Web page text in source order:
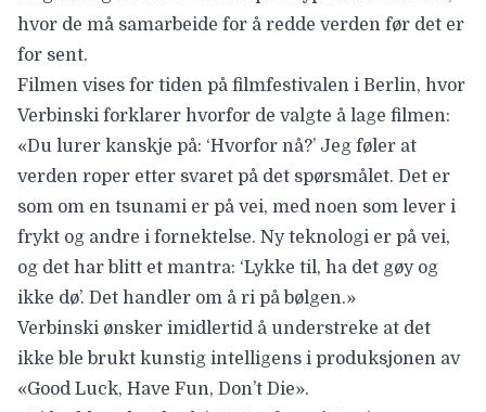
hvor de må samarbeide for å redde verden før det er
for sent.
Filmen vises for tiden på filmfestivalen i Berlin, hvor
Verbinski forklarer hvorfor de valgte å lage filmen:
«Du lurer kanskje på: ‘Hvorfor nå?’ Jeg føler at
verden roper etter svaret på det spørsmålet. Det er
som om en tsunami er på vei, med noen som lever i
frykt og andre i fornektelse. Ny teknologi er på vei,
og det har blitt et mantra: ‘Lykke til, ha det gøy og
ikke dø’. Det handler om å ri på bølgen.»
Verbinski ønsker imidlertid å understreke at det
ikke ble brukt kunstig intelligens i produksjonen av
«Good Luck, Have Fun, Don’t Die».